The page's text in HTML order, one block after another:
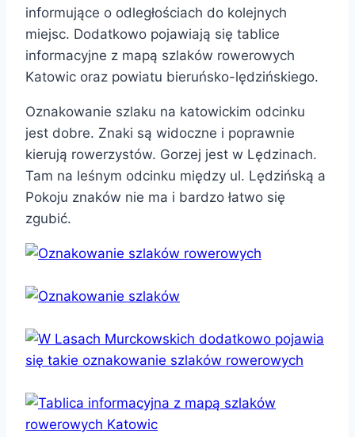
informujące o odległościach do kolejnych
miejsc. Dodatkowo pojawiają się tablice
informacyjne z mapą szlaków rowerowych
Katowic oraz powiatu bieruńsko-lędzińskiego.
Oznakowanie szlaku na katowickim odcinku
jest dobre. Znaki są widoczne i poprawnie
kierują rowerzystów. Gorzej jest w Lędzinach.
Tam na leśnym odcinku między ul. Lędzińską a
Pokoju znaków nie ma i bardzo łatwo się
zgubić.